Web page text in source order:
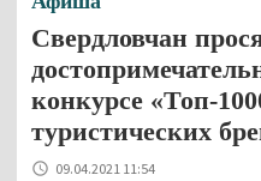
Свердловчан
конкурсе «Топ-
туристических
09.04.2021 11:54